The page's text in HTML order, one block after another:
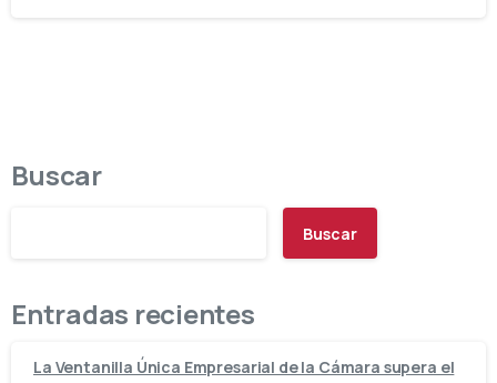
Buscar
Buscar
Entradas recientes
La Ventanilla Única Empresarial de la Cámara supera el